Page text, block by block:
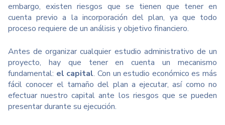
embargo, existen riesgos que se tienen que tener en
cuenta previo a la incorporación del plan, ya que todo
proceso requiere de un análisis y objetivo financiero.
Antes de organizar cualquier estudio administrativo de un
proyecto, hay que tener en cuenta un mecanismo
fundamental: el capital. Con un estudio económico es más
fácil conocer el tamaño del plan a ejecutar, así como no
efectuar nuestro capital ante los riesgos que se pueden
presentar durante su ejecución.